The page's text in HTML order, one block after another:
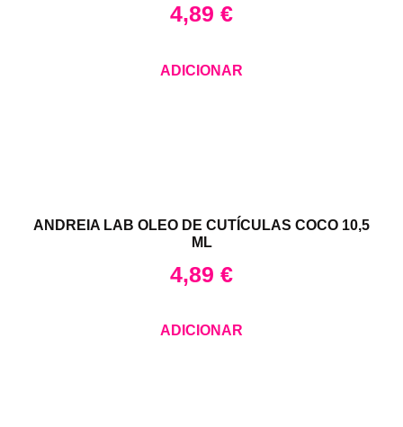
4,89 €
ADICIONAR
ANDREIA LAB OLEO DE CUTÍCULAS COCO 10,5
ML
4,89 €
ADICIONAR